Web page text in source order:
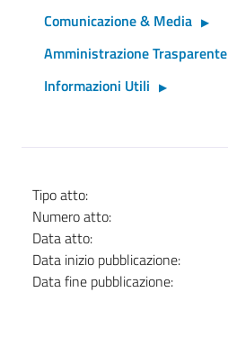
Comunicazione & Media
Amministrazione Trasparente
Informazioni Utili
Tipo atto:
Numero atto:
Data atto:
Data inizio pubblicazione:
Data fine pubblicazione: